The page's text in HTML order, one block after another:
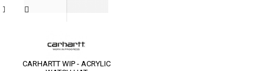
CARHARTT WIP - ACRYLIC